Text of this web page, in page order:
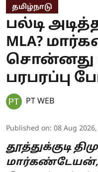
தமிழ்நாடு
பல்டி
MLA?
சொன்னது
பரபரப்பு
PT WEB
Published on: 08 Aug
தூத்துக்குடி
மார்கண்டேயன்,